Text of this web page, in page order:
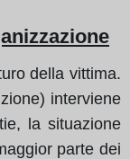
della vittima.
interviene
la situazione
parte dei